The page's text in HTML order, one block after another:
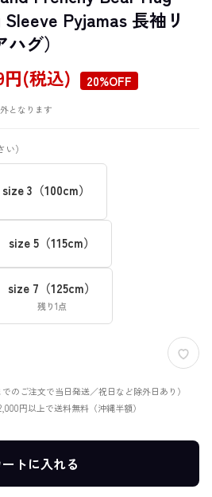
Pyjamas 長袖リ
グ）
円(税込) 20%OFF
となります
）
size 3（100cm）
size 5（115cm）
size 7（125cm）
残り1点
でのご注文で当日発送／祝日など除外日あり）
円以上で送料無料（沖縄半額）
トに入れる